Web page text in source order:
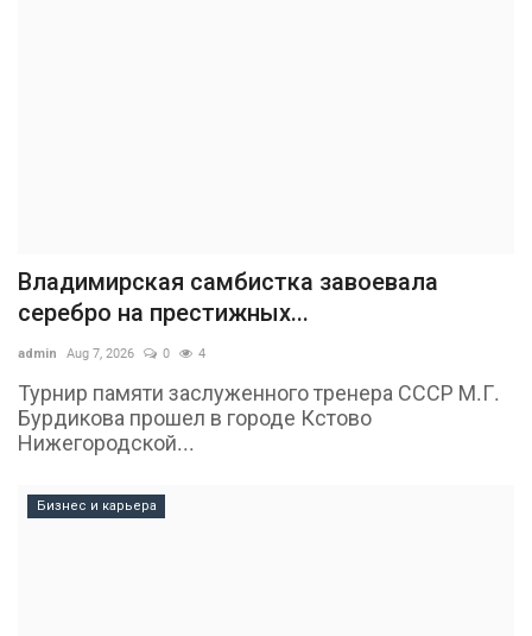
Владимирская самбистка завоевала
серебро на престижных...
admin Aug 7, 2026 0 4
Турнир памяти заслуженного тренера СССР М.Г.
Бурдикова прошел в городе Кстово
Нижегородской...
Бизнес и карьера